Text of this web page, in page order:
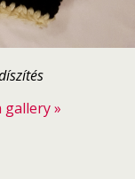
gallery »